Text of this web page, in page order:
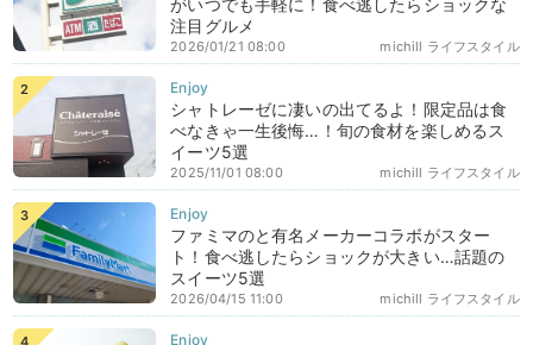
注目グルメ
michill ライフスタイル
2026/01/21 08:00
シャトレーゼに凄いの出てるよ！限定品は食
べなきゃ一生後悔…！旬の食材を楽しめるス
イーツ5選
michill ライフスタイル
2025/11/01 08:00
ファミマのと有名メーカーコラボがスター
ト！食べ逃したらショックが大きい…話題の
スイーツ5選
michill ライフスタイル
2026/04/15 11:00